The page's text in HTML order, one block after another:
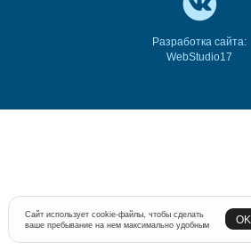
Разработка сайта:
WebStudio17
Сайт использует cookie-файлы, чтобы сделать
ваше пребывание на нем максимально удобным
OK